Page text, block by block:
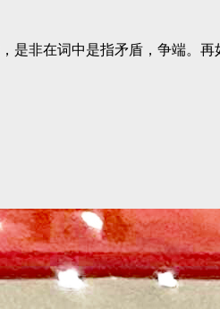
在词中是指矛盾，争端。再